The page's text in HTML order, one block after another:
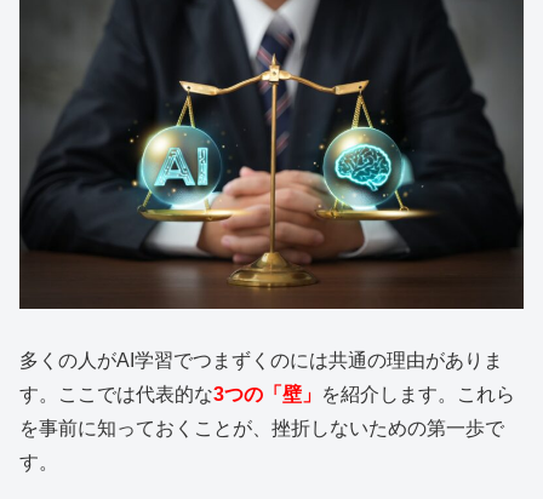
多くの人がAI学習でつまずくのには共通の理由がありま
す。ここでは代表的な3つの「壁」 を紹介します。これら
を事前に知っておくことが、挫折しないための第一歩で
す。